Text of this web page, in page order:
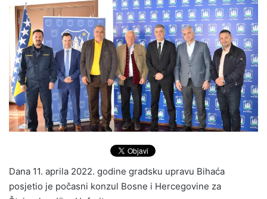
Dana 11. aprila 2022. godine gradsku upravu Bihaća
posjetio je počasni konzul Bosne i Hercegovine za